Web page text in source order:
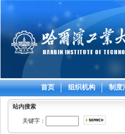
首页 组织机构 制度
站内搜索
关键字：